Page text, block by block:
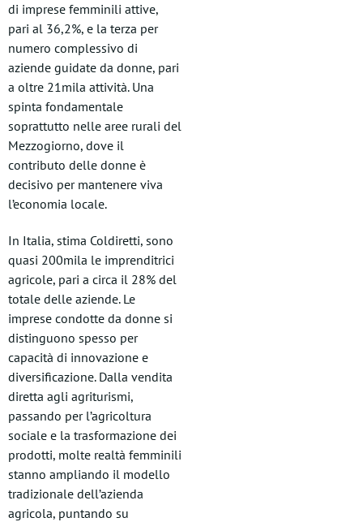
di imprese femminili attive,
pari al 36,2%, e la terza per
numero complessivo di
aziende guidate da donne, pari
a oltre 21mila attività. Una
spinta fondamentale
soprattutto nelle aree rurali del
Mezzogiorno, dove il
contributo delle donne è
decisivo per mantenere viva
l’economia locale.
In Italia, stima Coldiretti, sono
quasi 200mila le imprenditrici
agricole, pari a circa il 28% del
totale delle aziende. Le
imprese condotte da donne si
distinguono spesso per
capacità di innovazione e
diversificazione. Dalla vendita
diretta agli agriturismi,
passando per l’agricoltura
sociale e la trasformazione dei
prodotti, molte realtà femminili
stanno ampliando il modello
tradizionale dell’azienda
agricola, puntando su